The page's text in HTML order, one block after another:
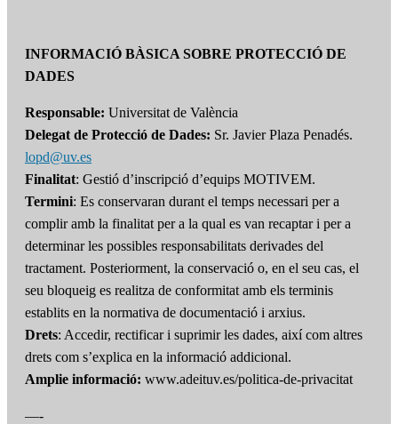
INFORMACIÓ BÀSICA SOBRE PROTECCIÓ DE
DADES
Responsable: Universitat de València
Delegat de Protecció de Dades: Sr. Javier Plaza Penadés.
lopd@uv.es
Finalitat: Gestió d’inscripció d’equips MOTIVEM.
Termini: Es conservaran durant el temps necessari per a
complir amb la finalitat per a la qual es van recaptar i per a
determinar les possibles responsabilitats derivades del
tractament. Posteriorment, la conservació o, en el seu cas, el
seu bloqueig es realitza de conformitat amb els terminis
establits en la normativa de documentació i arxius.
Drets: Accedir, rectificar i suprimir les dades, així com altres
drets com s’explica en la informació addicional.
Amplie informació: www.adeituv.es/politica-de-privacitat
—-